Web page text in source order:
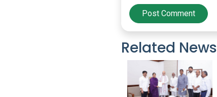
Post Comment
Related News